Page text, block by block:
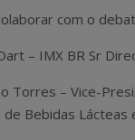
com o
– IMX BR Sr
Torres – Vice-
de Bebidas Lácteas